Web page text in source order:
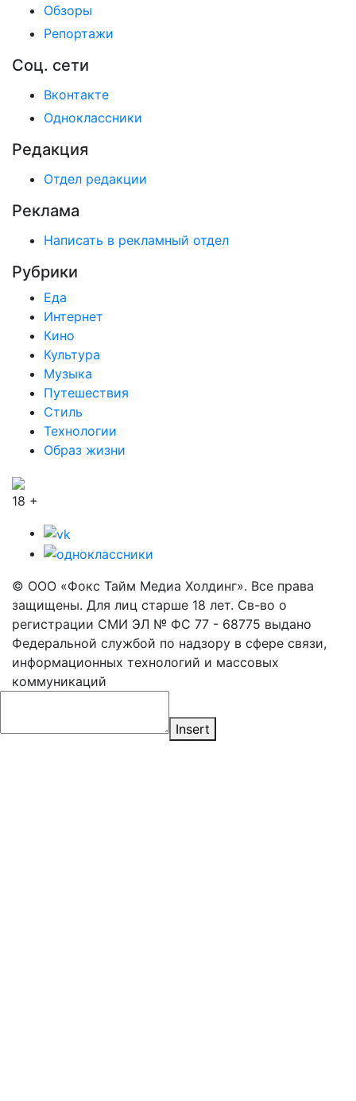
Обзоры
Репортажи
Соц. сети
Вконтакте
Одноклассники
Редакция
Отдел редакции
Реклама
Написать в рекламный отдел
Рубрики
Еда
Интернет
Кино
Культура
Музыка
Путешествия
Стиль
Технологии
Образ жизни
18 +
© ООО «Фокс Тайм Медиа Холдинг». Все права
защищены. Для лиц старше 18 лет. Св-во о
регистрации СМИ ЭЛ № ФС 77 - 68775 выдано
Федеральной службой по надзору в сфере связи,
информационных технологий и массовых
коммуникаций
Insert